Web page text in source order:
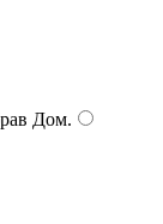
Дом.